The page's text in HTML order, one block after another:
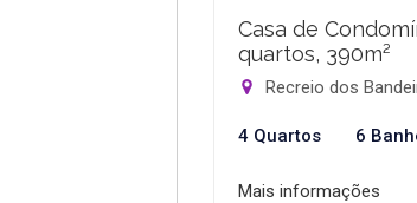
Casa de
quartos, 390m²
Recreio dos
4 Quartos 6
Mais informações